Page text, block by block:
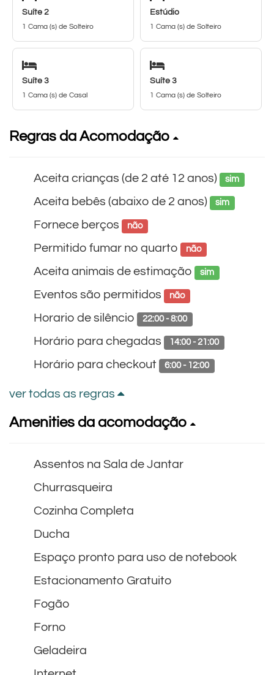
Suíte 2
1 Cama (s) de Solteiro
Estúdio
1 Cama (s) de Solteiro
Suíte 3
1 Cama (s) de Casal
Suíte 3
1 Cama (s) de Solteiro
Regras da Acomodação
Aceita crianças (de 2 até 12 anos) sim
Aceita bebês (abaixo de 2 anos) sim
Fornece berços não
Permitido fumar no quarto não
Aceita animais de estimação sim
Eventos são permitidos não
Horario de silêncio 22:00 - 8:00
Horário para chegadas 14:00 - 21:00
Horário para checkout 6:00 - 12:00
ver todas as regras
Amenities da acomodação
Assentos na Sala de Jantar
Churrasqueira
Cozinha Completa
Ducha
Espaço pronto para uso de notebook
Estacionamento Gratuito
Fogão
Forno
Geladeira